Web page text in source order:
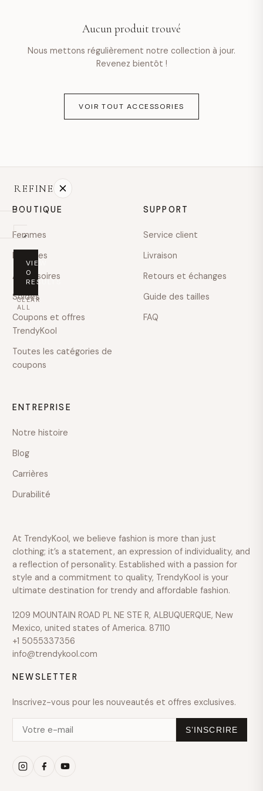
Aucun produit trouvé
Nous mettons régulièrement notre collection à jour.
Revenez bientôt !
VOIR TOUT ACCESSORIES
REFINE
On
sale
PRICE
Any
price
Under
$100
–
–
–
$600
VIEW
0
RESULTS
CLEAR
ALL
BOUTIQUE
Femmes
Hommes
Accessoires
Soldes
Coupons et offres
TrendyKool
Toutes les catégories de
coupons
SUPPORT
Service client
Livraison
Retours et échanges
Guide des tailles
FAQ
ENTREPRISE
Notre histoire
Blog
Carrières
Durabilité
At TrendyKool, we believe fashion is more than just
clothing; it’s a statement, an expression of individuality, and
a reflection of personality. Established with a passion for
style and a commitment to quality, TrendyKool is your
ultimate destination for trendy and affordable fashion.
1209 MOUNTAIN ROAD PL NE STE R, ALBUQUERQUE, New
Mexico, united states of America. 87110
+1 5055337356
info@trendykool.com
NEWSLETTER
Inscrivez-vous pour les nouveautés et offres exclusives.
S’INSCRIRE
Lun–ven · 9 h–18 h